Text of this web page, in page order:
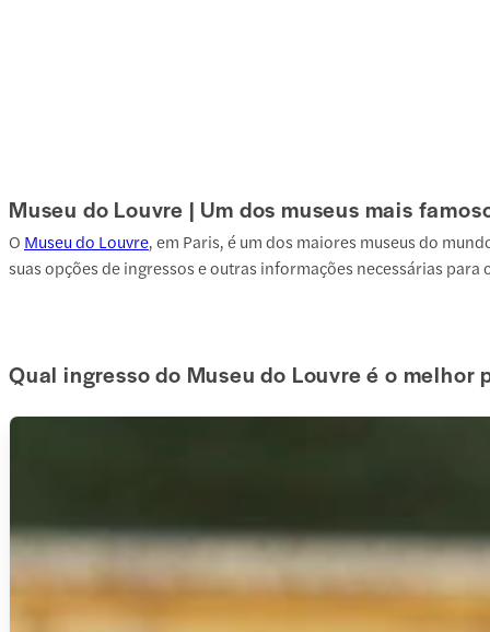
Museu do Louvre | Um dos museus mais
O Museu do Louvre, em Paris, é um dos maiores museus do
suas opções de ingressos e outras informações necessárias
Qual ingresso do Museu do Louvre é o melhor